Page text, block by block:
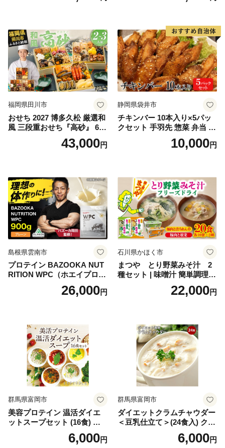
福岡県田川市
おせち 2027 博多久松 厳選和
風 三段重おせち『高砂』 6.5
寸 3段重 2～3人前 おせち料
理 重箱 お正月 冷凍おせち 縁
ち 本格おせち おせち予約 年
末 年始 お取り寄せ 新春 贅沢
おせち こだわりおせち 惣菜
老舗おせち ふるさと納税お
せち 御節 お節料理 正月 調理
不要 おせち料理2027
43,000円
静岡県袋井市
チキンバー 10本入り×5パッ
クセット 手羽先 惣菜 弁当 お
かず お酒 おつまみ ギフト キ
ャンプ アウトドア キャンプ
10,000円
島根県雲南市
プロテイン BAZOOKA NUT
RITION WPC（ホエイプロテ
イン）＜プレーン＞ 900g｜
バズーカ岡田監修・植物由来
ロン [AIEN005]
26,000円
石川県かほく市
まつや とり野菜みそ汁 2
種セット | 味噌汁 簡単調理
お味噌 おみそ みそ とり野菜
時短料理 時短ごはん ご当地
22,000円
群馬県富岡市
美容プロテイン 温活ダイエ
ットスープセット (16食) 小
分け スープ 食べ比べ セット
詰合せ クラムチャウダー チ
6,000円
群馬県富岡市
ダイエットクラムチャウダー
＜豆乳仕立て＞(24食入) クラ
ムチャウダー 豆乳 ダイエッ
ト スープ プロテイン たんぱ
6,000円